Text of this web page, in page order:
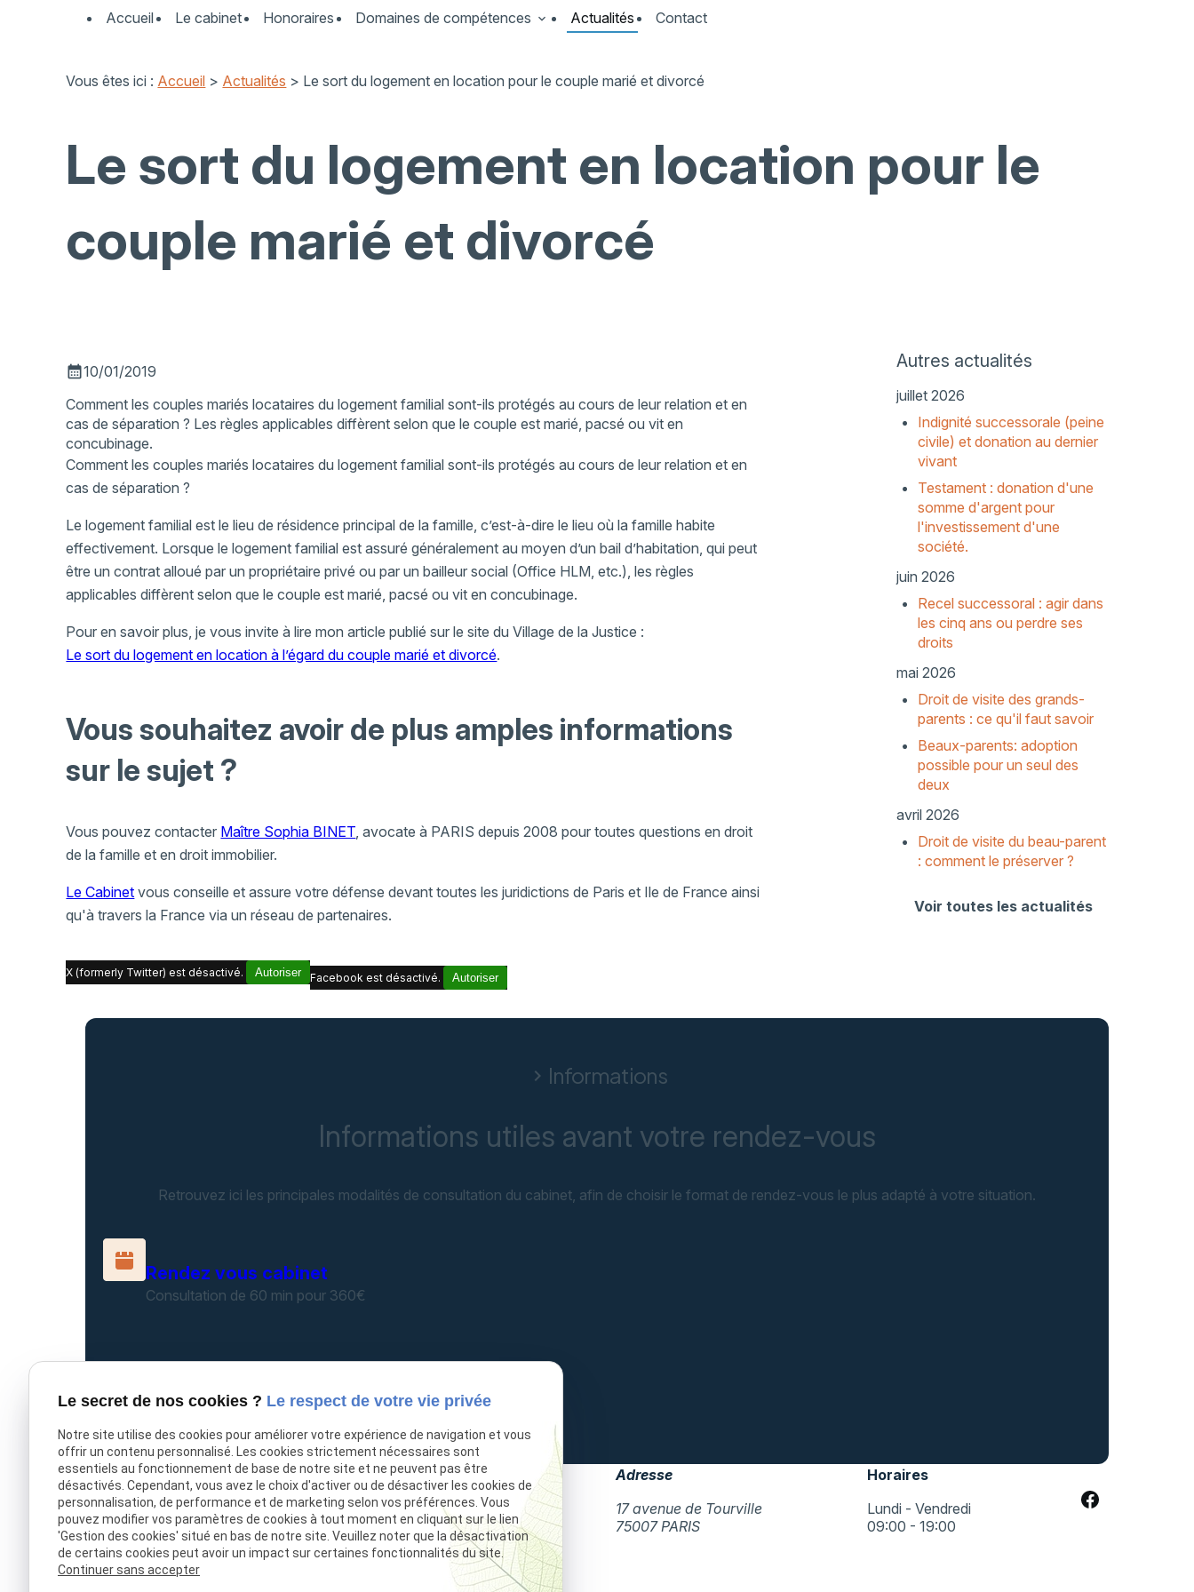
Accueil Le cabinet Honoraires Domaines de compétences Actualités Contact
Vous êtes ici : Accueil > Actualités > Le sort du logement en location pour le couple marié et divorcé
Le sort du logement en location pour le
couple marié et divorcé
calendar_month10/01/2019
Comment les couples mariés locataires du logement familial sont-ils protégés au cours de leur relation et en
cas de séparation ? Les règles applicables diffèrent selon que le couple est marié, pacsé ou vit en
concubinage.
Comment les couples mariés locataires du logement familial sont-ils protégés au cours de leur relation et en
cas de séparation ?
Le logement familial est le lieu de résidence principal de la famille, c’est-à-dire le lieu où la famille habite
effectivement. Lorsque le logement familial est assuré généralement au moyen d’un bail d’habitation, qui peut
être un contrat alloué par un propriétaire privé ou par un bailleur social (Office HLM, etc.), les règles
applicables diffèrent selon que le couple est marié, pacsé ou vit en concubinage.
Pour en savoir plus, je vous invite à lire mon article publié sur le site du Village de la Justice :
Le sort du logement en location à l’égard du couple marié et divorcé.
Vous souhaitez avoir de plus amples informations
sur le sujet ?
Vous pouvez contacter Maître Sophia BINET, avocate à PARIS depuis 2008 pour toutes questions en droit
de la famille et en droit immobilier.
Le Cabinet vous conseille et assure votre défense devant toutes les juridictions de Paris et Ile de France ainsi
qu'à travers la France via un réseau de partenaires.
X (formerly Twitter) est désactivé. Autoriser Facebook est désactivé. Autoriser
Autres actualités
juillet 2026
Indignité successorale (peine
civile) et donation au dernier
vivant
Testament : donation d'une
somme d'argent pour
l'investissement d'une
société.
juin 2026
Recel successoral : agir dans
les cinq ans ou perdre ses
droits
mai 2026
Droit de visite des grands-
parents : ce qu'il faut savoir
Beaux-parents: adoption
possible pour un seul des
deux
avril 2026
Droit de visite du beau-parent
: comment le préserver ?
Voir toutes les actualités
chevron_right Informations
Informations utiles avant votre rendez-vous
Retrouvez ici les principales modalités de consultation du cabinet, afin de choisir le format de rendez-vous le plus adapté à votre situation.
Rendez vous cabinet
Consultation de 60 min pour 360€
Consultation téléphonique
Téléphone
01 85 09 90 15
Adresse
17 avenue de Tourville
75007 PARIS
Horaires
Lundi - Vendredi
09:00 - 19:00
Accueil
Le cabinet
Panneau de gestion des cookies
Le secret de nos cookies ? Le respect de votre vie privée
Notre site utilise des cookies pour améliorer votre expérience de navigation et vous
offrir un contenu personnalisé. Les cookies strictement nécessaires sont
essentiels au fonctionnement de base de notre site et ne peuvent pas être
désactivés. Cependant, vous avez le choix d'activer ou de désactiver les cookies de
personnalisation, de performance et de marketing selon vos préférences. Vous
pouvez modifier vos paramètres de cookies à tout moment en cliquant sur le lien
'Gestion des cookies' situé en bas de notre site. Veuillez noter que la désactivation
de certains cookies peut avoir un impact sur certaines fonctionnalités du site.
Continuer sans accepter